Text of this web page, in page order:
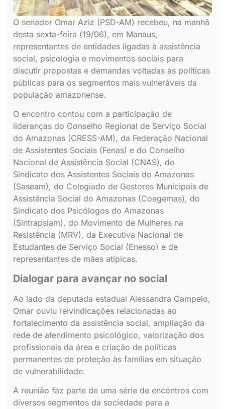
O senador Omar Aziz (PSD-AM) recebeu, na manhã
desta sexta-feira (19/06), em Manaus,
representantes de entidades ligadas à assistência
social, psicologia e movimentos sociais para
discutir propostas e demandas voltadas às políticas
públicas para os segmentos mais vulneráveis da
população amazonense.
O encontro contou com a participação de
lideranças do Conselho Regional de Serviço Social
do Amazonas (CRESS-AM), da Federação Nacional
de Assistentes Sociais (Fenas) e do Conselho
Nacional de Assistência Social (CNAS), do
Sindicato dos Assistentes Sociais do Amazonas
(Saseam), do Colegiado de Gestores Municipais de
Assistência Social do Amazonas (Coegemas), do
Sindicato dos Psicólogos do Amazonas
(Sintrapsiam), do Movimento de Mulheres na
Resistência (MRV), da Executiva Nacional de
Estudantes de Serviço Social (Enesso) e de
representantes de mães atípicas.
Dialogar para avançar no social
Ao lado da deputada estadual Alessandra Campelo,
Omar ouviu reivindicações relacionadas ao
fortalecimento da assistência social, ampliação da
rede de atendimento psicológico, valorização dos
profissionais da área e criação de políticas
permanentes de proteção às famílias em situação
de vulnerabilidade.
A reunião faz parte de uma série de encontros com
diversos segmentos da sociedade para a